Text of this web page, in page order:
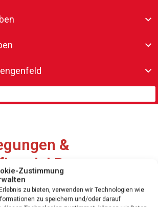
Zustimmung
zu bieten, verwenden wir Technologien wie
zu speichern und/oder darauf
&
Ronny